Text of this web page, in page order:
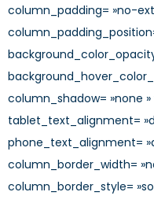
column_padding= »no-
column_shadow= »none »
tablet_text_alignment=
phone_text_alignment=
column_border_width=
column_border_style=